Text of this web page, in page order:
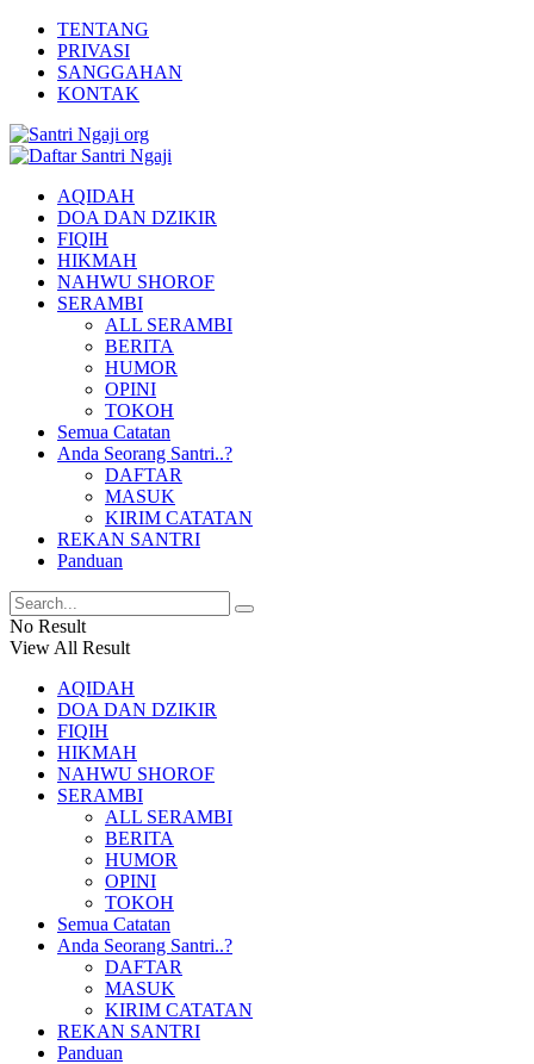
TENTANG
PRIVASI
SANGGAHAN
KONTAK
AQIDAH
DOA DAN DZIKIR
FIQIH
HIKMAH
NAHWU SHOROF
SERAMBI
ALL SERAMBI
BERITA
HUMOR
OPINI
TOKOH
Semua Catatan
Anda Seorang Santri..?
DAFTAR
MASUK
KIRIM CATATAN
REKAN SANTRI
Panduan
No Result
View All Result
AQIDAH
DOA DAN DZIKIR
FIQIH
HIKMAH
NAHWU SHOROF
SERAMBI
ALL SERAMBI
BERITA
HUMOR
OPINI
TOKOH
Semua Catatan
Anda Seorang Santri..?
DAFTAR
MASUK
KIRIM CATATAN
REKAN SANTRI
Panduan